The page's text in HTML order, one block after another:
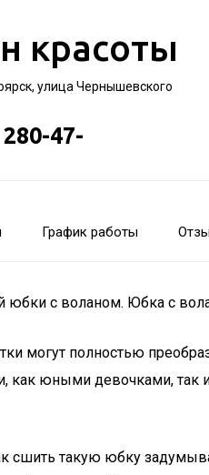
красоты
улица Чернышевского
47-
График работы
юбки с воланом. Юбка с
могут полностью
юными девочками, так
сшить такую юбку